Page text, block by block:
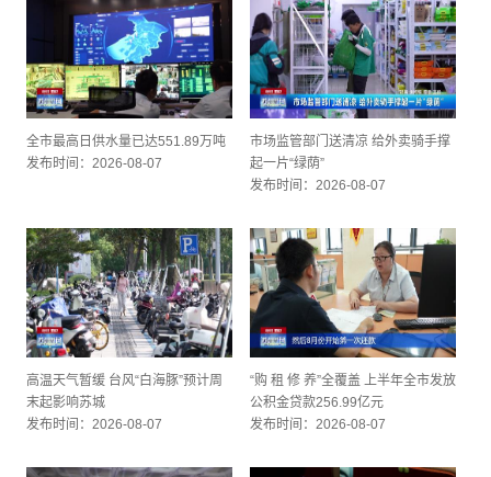
全市最高日供水量已达551.89万吨
发布时间：2026-08-07
市场监管部门送清凉 给外卖骑手撑
起一片“绿荫”
发布时间：2026-08-07
高温天气暂缓 台风“白海豚”预计周
末起影响苏城
发布时间：2026-08-07
“购 租 修 养”全覆盖 上半年全市发放
公积金贷款256.99亿元
发布时间：2026-08-07